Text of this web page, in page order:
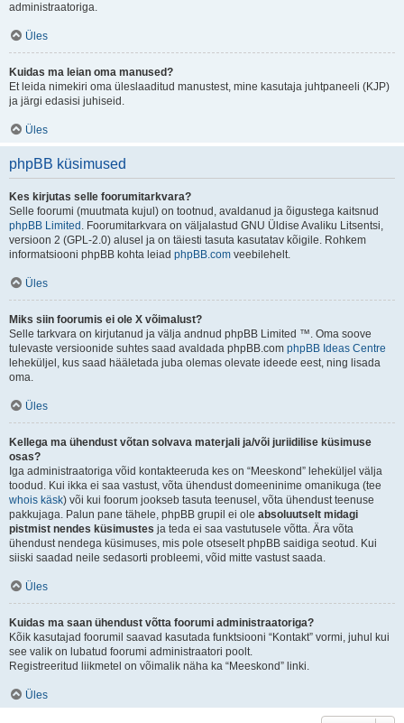
administraatoriga.
Üles
Kuidas ma leian oma manused?
Et leida nimekiri oma üleslaaditud manustest, mine kasutaja juhtpaneeli (KJP)
ja järgi edasisi juhiseid.
Üles
phpBB küsimused
Kes kirjutas selle foorumitarkvara?
Selle foorumi (muutmata kujul) on tootnud, avaldanud ja õigustega kaitsnud
phpBB Limited . Foorumitarkvara on väljalastud GNU Üldise Avaliku Litsentsi,
versioon 2 (GPL-2.0) alusel ja on täiesti tasuta kasutatav kõigile. Rohkem
informatsiooni phpBB kohta leiad phpBB.com veebilehelt.
Üles
Miks siin foorumis ei ole X võimalust?
Selle tarkvara on kirjutanud ja välja andnud phpBB Limited ™. Oma soove
tulevaste versioonide suhtes saad avaldada phpBB.com phpBB Ideas Centre
leheküljel, kus saad hääletada juba olemas olevate ideede eest, ning lisada
oma.
Üles
Kellega ma ühendust võtan solvava materjali ja/või juriidilise küsimuse
osas?
Iga administraatoriga võid kontakteeruda kes on “Meeskond” leheküljel välja
toodud. Kui ikka ei saa vastust, võta ühendust domeeninime omanikuga (tee
whois käsk) või kui foorum jookseb tasuta teenusel, võta ühendust teenuse
pakkujaga. Palun pane tähele, phpBB grupil ei ole absoluutselt midagi
pistmist nendes küsimustes ja teda ei saa vastutusele võtta. Ära võta
ühendust nendega küsimuses, mis pole otseselt phpBB saidiga seotud. Kui
siiski saadad neile sedasorti probleemi, võid mitte vastust saada.
Üles
Kuidas ma saan ühendust võtta foorumi administraatoriga?
Kõik kasutajad foorumil saavad kasutada funktsiooni “Kontakt” vormi, juhul kui
see valik on lubatud foorumi administraatori poolt.
Registreeritud liikmetel on võimalik näha ka “Meeskond” linki.
Üles